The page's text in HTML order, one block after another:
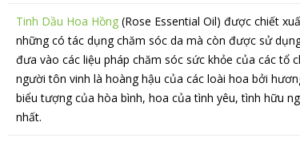
Tinh Dầu Hoa Hồng (Rose Essential Oil) được chiết
những có tác dụng chăm sóc da mà còn được sử
đưa vào các liệu pháp chăm sóc sức khỏe của các tổ
người tôn vinh là hoàng hậu của các loài hoa bởi
biểu tượng của hòa bình, hoa của tình yêu, tình hữu
nhất.